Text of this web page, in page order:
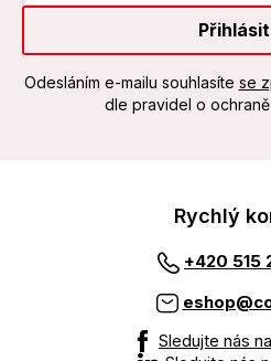
Odesláním e-mailu souhlasíte se
dle pravidel o
Rychlý
+420 515
Sledujte nás